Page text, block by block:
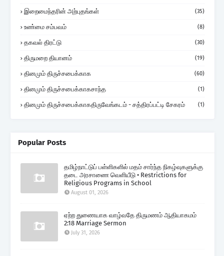
இறைமைந்தரின் அற்புதங்கள் (35)
உண்மை சம்பவம் (8)
தகவல் திரட்டு (30)
திருமறை தியானம் (19)
தினமும் திருச்சபைக்காக (60)
தினமும் திருச்சபைக்காகசாந்த (1)
தினமும் திருச்சபைக்காகதிருவேங்கடம் - சத்திரப்பட்டி சேகரம் (1)
Popular Posts
தமிழ்நாட்டுப் பள்ளிகளில் மதம் சார்ந்த நிகழ்வுகளுக்கு
தடை அரசாணை வெளியீடு • Restrictions for
Religious Programs in School
August 01, 2026
ஏற்ற துணையாக வாழ்வதே திருமணம் ஆதியாகமம்
2:18 Marriage Sermon
July 31, 2026